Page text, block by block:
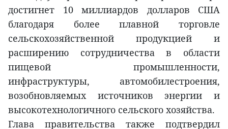
достигнет 10 миллиардов долларов США
благодаря более плавной торговле
сельскохозяйственной продукцией и
расширению сотрудничества в области
пищевой промышленности,
инфраструктуры, автомобилестроения,
возобновляемых источников энергии и
высокотехнологичного сельского хозяйства.
Глава правительства также подтвердил